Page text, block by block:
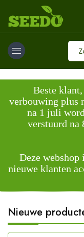
Beste
verbouwing plus
na 1 juli
verstuurd na
Deze webshop
nieuwe klanten
Nieuwe